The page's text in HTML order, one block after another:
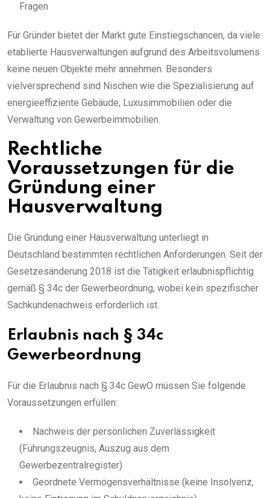
Fragen
Für Gründer bietet der Markt gute Einstiegschancen, da viele
etablierte Hausverwaltungen aufgrund des Arbeitsvolumens
keine neuen Objekte mehr annehmen. Besonders
vielversprechend sind Nischen wie die Spezialisierung auf
energieeffiziente Gebäude, Luxusimmobilien oder die
Verwaltung von Gewerbeimmobilien.
Rechtliche
Voraussetzungen für die
Gründung einer
Hausverwaltung
Die Gründung einer Hausverwaltung unterliegt in
Deutschland bestimmten rechtlichen Anforderungen. Seit der
Gesetzesänderung 2018 ist die Tätigkeit erlaubnispflichtig
gemäß § 34c der Gewerbeordnung, wobei kein spezifischer
Sachkundenachweis erforderlich ist.
Erlaubnis nach § 34c
Gewerbeordnung
Für die Erlaubnis nach § 34c GewO müssen Sie folgende
Voraussetzungen erfüllen:
Nachweis der persönlichen Zuverlässigkeit
(Führungszeugnis, Auszug aus dem
Gewerbezentralregister)
Geordnete Vermögensverhältnisse (keine Insolvenz,